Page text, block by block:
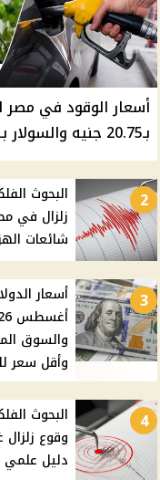
بـ20.75 جنيه والسولار بـ20.50 جنيه
2
البحوث
زلزال في
شائعات
3
والسوق
وأقل سعر
4
البحوث
دليل علمي